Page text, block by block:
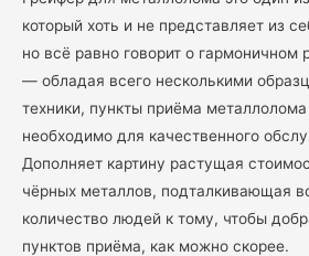
который хоть и не представляет из
но всё равно говорит о гармоничном
— обладая всего несколькими
техники, пункты приёма
необходимо для качественного
Дополняет картину растущая
чёрных металлов, подталкивающая
количество людей к тому, чтобы
пунктов приёма, как можно скорее.